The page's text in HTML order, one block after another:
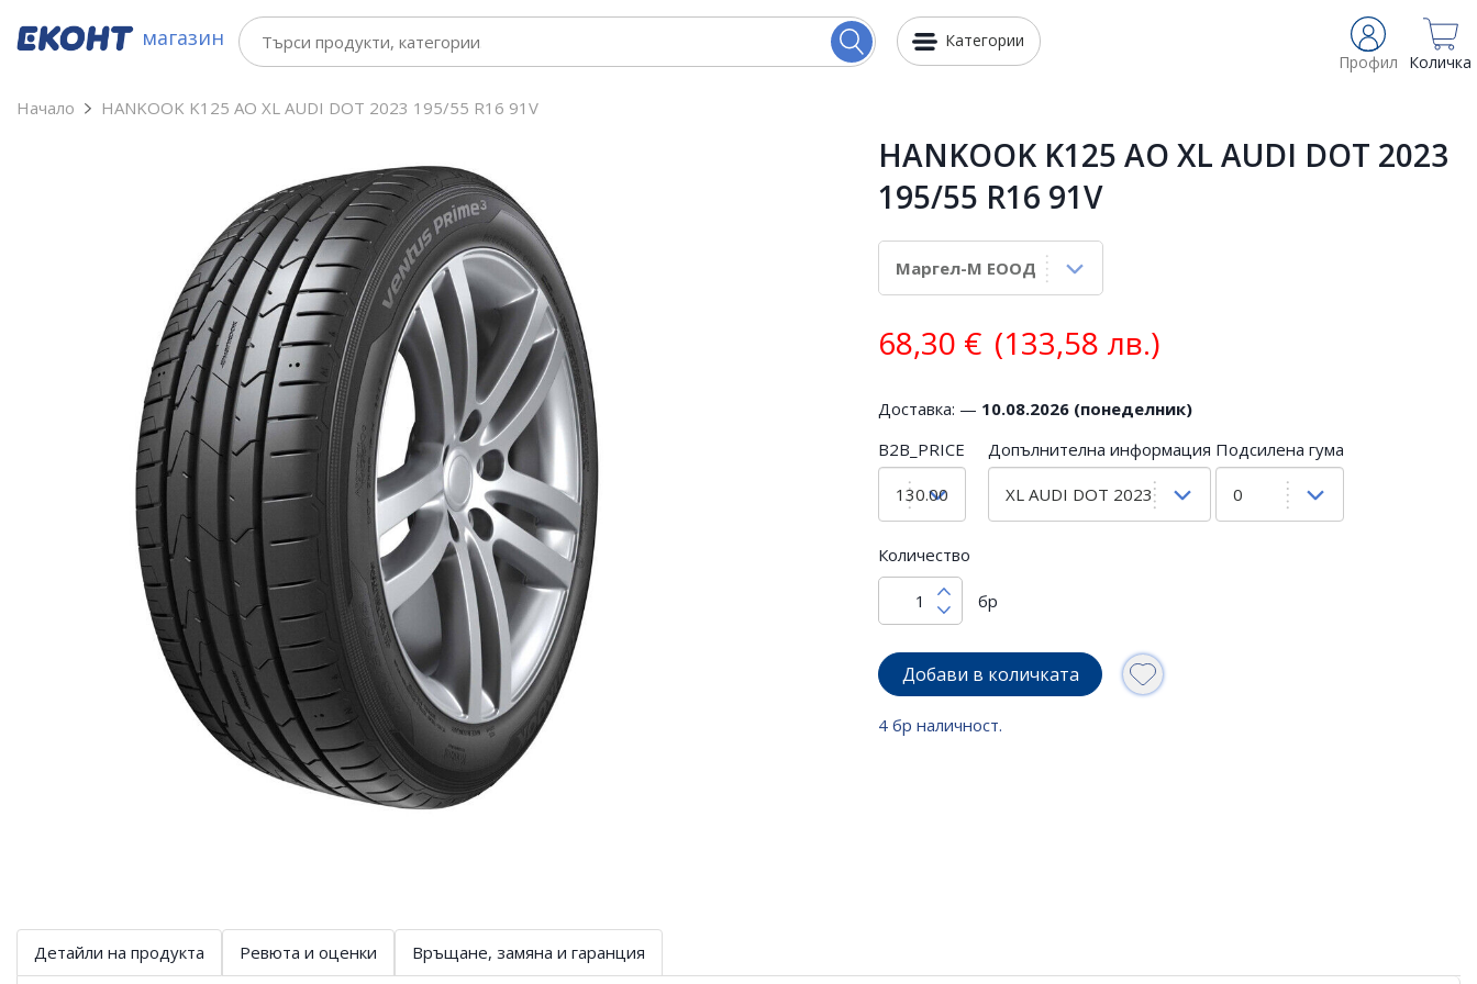
магазин
Профил Количка
Категории
Начало HANKOOK K125 AO XL AUDI DOT 2023 195/55 R16 91V
HANKOOK K125 AO XL AUDI DOT 2023
195/55 R16 91V
68,30 € (133,58 лв.)
Доставка: — 10.08.2026 (понеделник)
B2B_PRICE
Допълнителна информация Подсилена гума
Количество
бр
Добави в количката
4 бр наличност.
Детайли на продукта Ревюта и оценки Връщане, замяна и гаранция